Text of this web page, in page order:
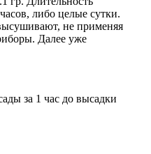
либо целые сутки.
не применяя
Далее уже
за 1 час до высадки